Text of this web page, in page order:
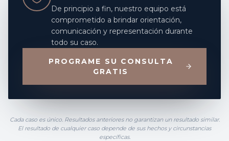
De principio a fin, nuestro equipo está
comprometido a brindar orientación,
comunicación y representación durante
todo su caso.
PROGRAME SU CONSULTA
GRATIS
Cada caso es único. Resultados anteriores no garantizan un resultado similar.
El resultado de cualquier caso depende de sus hechos y circunstancias
específicas.